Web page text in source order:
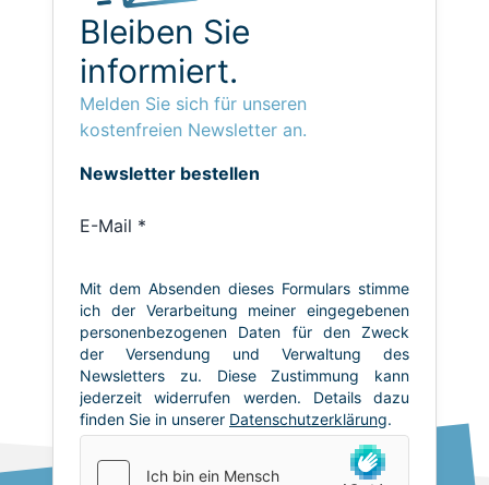
Bleiben Sie
informiert.
Melden Sie sich für unseren
kostenfreien Newsletter an.